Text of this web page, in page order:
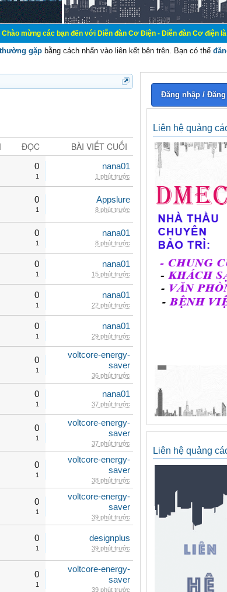
các bạn đến với Diễn đàn Cơ Điện - Diễn đàn Cơ điện là nơi chia
gặp bằng cách nhấn vào liên kết bên trên. Bạn có thể
ĐỌC BÀI VIẾT CUỐI
0
1
nana01
1 phút trước
0
1
Appslure
8 phút trước
0
1
nana01
8 phút trước
0
1
nana01
15 phút trước
0
1
nana01
22 phút trước
0
1
nana01
29 phút trước
0
1
voltcore-energy-
saver
36 phút trước
0
1
nana01
37 phút trước
0
1
voltcore-energy-
saver
37 phút trước
0
1
voltcore-energy-
saver
38 phút trước
0
1
voltcore-energy-
saver
39 phút trước
0
1
designplus
39 phút trước
0
1
voltcore-energy-
saver
39 phút trước
Đăng nhập / Đăng
Liên hệ quảng
Liên hệ quảng